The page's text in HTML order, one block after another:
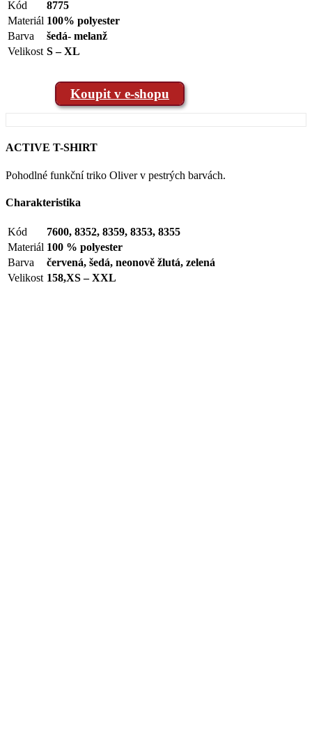
Kód
8775
Materiál 100% polyester
Barva
šedá- melanž
Velikost S – XL
Koupit v e-shopu
ACTIVE T-SHIRT
Pohodlné funkční triko Oliver v pestrých barvách.
Charakteristika
Kód
7600, 8352, 8359, 8353, 8355
Materiál 100 % polyester
Barva
červená, šedá, neonově žlutá, zelená
Velikost 158,XS – XXL